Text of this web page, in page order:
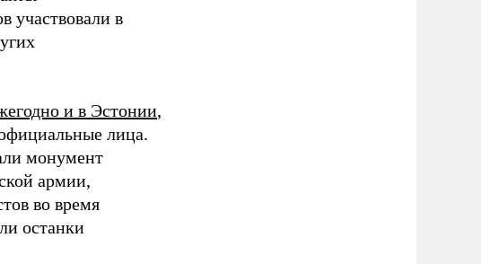
участвовали в
и в Эстонии,
лица.
монумент
армии,
во время
останки